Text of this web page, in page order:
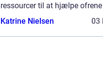
ressourcer til at hjælpe
genopbygge deres liv. Hvis
Katrine Nielsen 03